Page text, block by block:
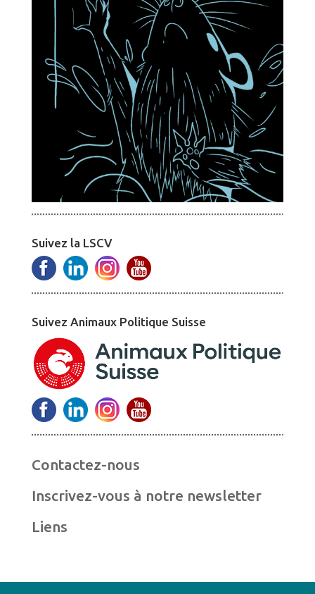
Suivez la LSCV
Suivez Animaux Politique Suisse
Contactez-nous
Inscrivez-vous à notre newsletter
Liens